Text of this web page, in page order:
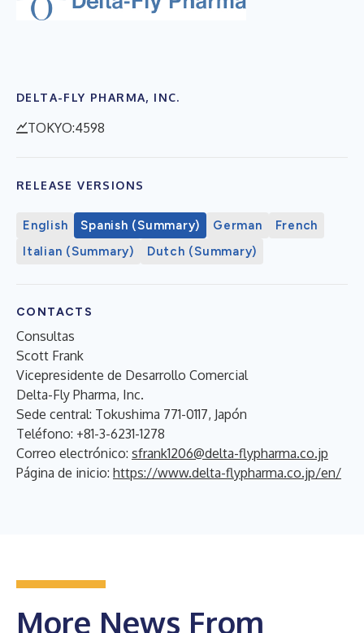
DELTA-FLY PHARMA, INC.
TOKYO:4598
RELEASE VERSIONS
English Spanish (Summary) German
French
Italian (Summary)
Dutch (Summary)
CONTACTS
Consultas
Scott Frank
Vicepresidente de Desarrollo Comercial
Delta-Fly Pharma, Inc.
Sede central: Tokushima 771-0117, Japón
Teléfono: +81-3-6231-1278
Correo electrónico: sfrank1206@delta-flypharma.co.jp
Página de inicio: https://www.delta-flypharma.co.jp/en/
More News From